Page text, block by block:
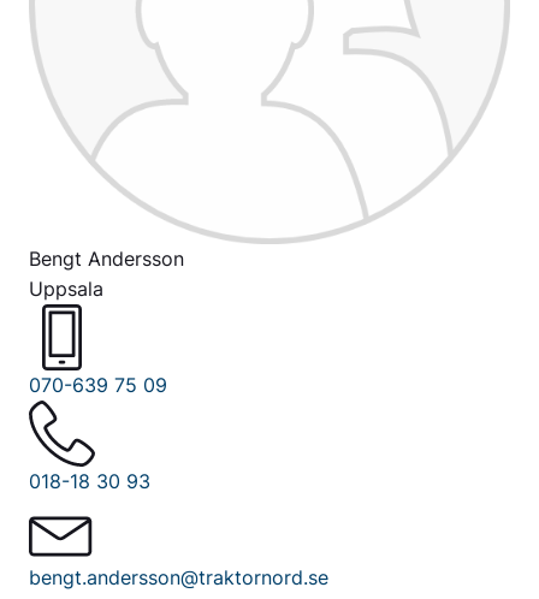
Bengt Andersson
Uppsala
070-639 75 09
018-18 30 93
bengt.andersson@traktornord.se